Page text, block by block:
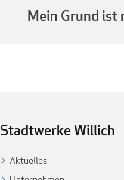
Mein Grund
Stadtwerke Willich
Aktuelles